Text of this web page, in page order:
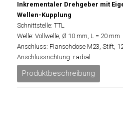
Inkrementaler Drehgeber mit
Wellen-Kupplung
Schnittstelle: TTL
Welle: Vollwelle, Ø 10 mm, L = 20 mm
Anschluss: Flanschdose M23, Stift,
Anschlussrichtung: radial
Produktbeschreibung